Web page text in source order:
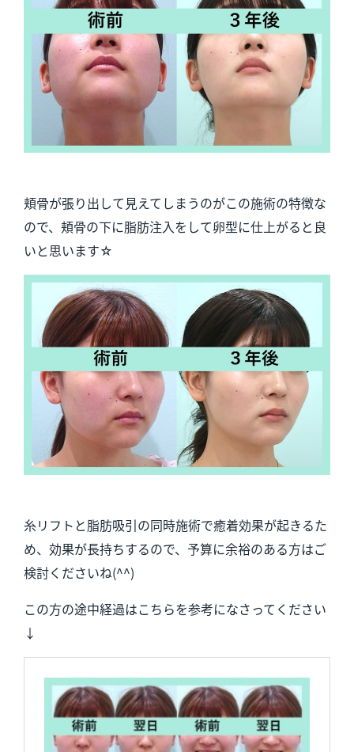
頬骨が張り出して見えてしまうのがこの施術の特徴な
ので、頬骨の下に脂肪注入をして卵型に仕上がると良
いと思います☆
糸リフトと脂肪吸引の同時施術で癒着効果が起きるた
め、効果が長持ちするので、予算に余裕のある方はご
検討くださいね(^^)
この方の途中経過はこちらを参考になさってください
↓